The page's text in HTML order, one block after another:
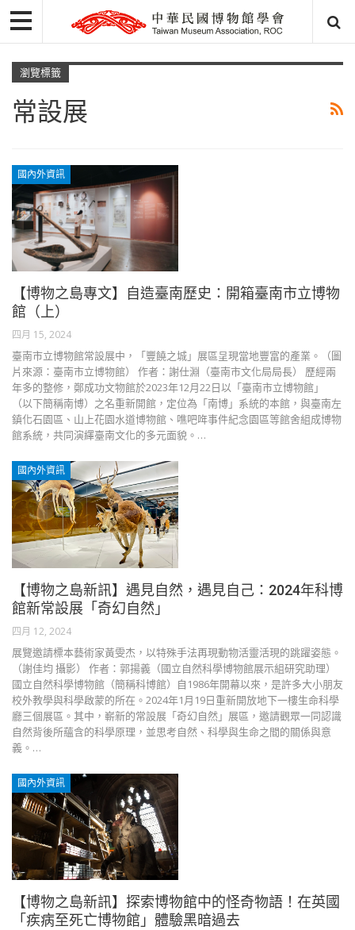
瀏覽標籤
常設展
國內外資訊
【博物之島專文】自造臺南歷史：開箱臺南市立博物
館（上）
四月 15, 2024
臺南市立博物館常設展中，「豐饒之城」展區呈現當地豐富的產業。（圖
片來源：臺南市立博物館） 作者：謝仕淵（臺南市文化局局長） 歷經兩
年多的整修，鄭成功文物館於2023年12月22日以「臺南市立博物館」
（以下簡稱南博）之名重新開館，定位為「南博」系統的本館，與臺南左
鎮化石園區、山上花園水道博物館、噍吧哖事件紀念園區等館舍組成博物
館系統，共同演繹臺南文化的多元面貌。…
國內外資訊
【博物之島新訊】遇見自然，遇見自己：2024年科博
館新常設展「奇幻自然」
四月 12, 2024
展覽邀請標本藝術家黃雯杰，以特殊手法再現動物活靈活現的跳躍姿態。
（謝佳均 攝影） 作者：郭揚義（國立自然科學博物館展示組研究助理）
國立自然科學博物館（簡稱科博館）自1986年開幕以來，是許多大小朋友
校外教學與科學啟蒙的所在。2024年1月19日重新開放地下一樓生命科學
廳三個展區。其中，嶄新的常設展「奇幻自然」展區，邀請觀眾一同認識
自然背後所蘊含的科學原理，並思考自然、科學與生命之間的關係與意
義。…
國內外資訊
【博物之島新訊】探索博物館中的怪奇物語！在英國
「疾病至死亡博物館」體驗黑暗過去